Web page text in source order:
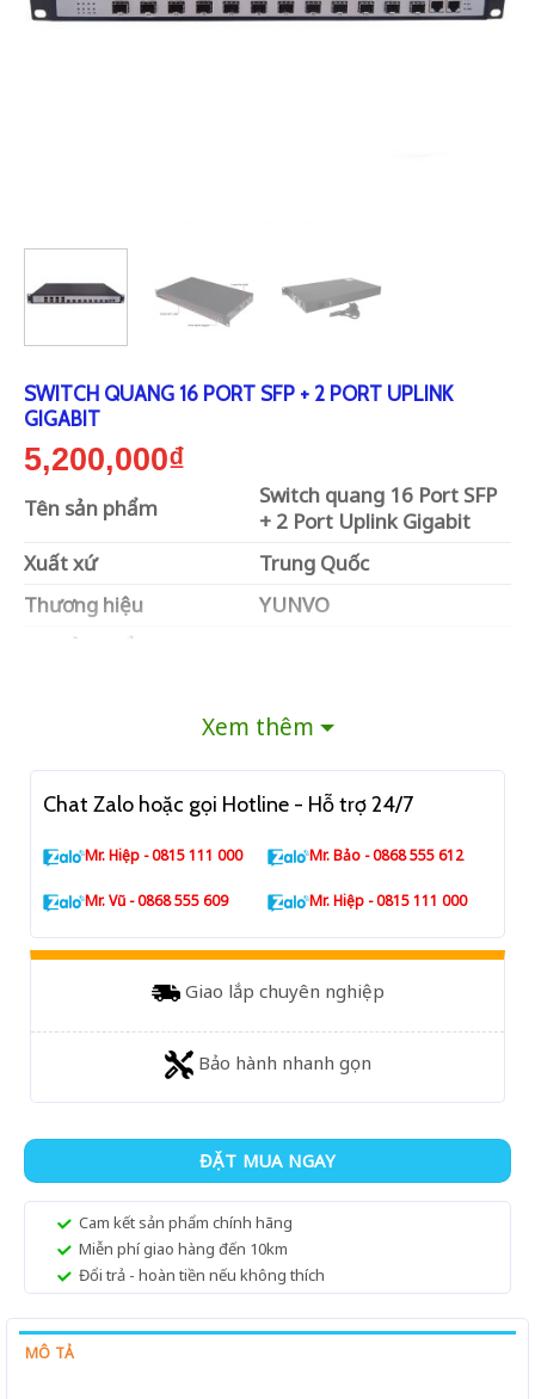
SWITCH QUANG 16 PORT SFP + 2 PORT UPLINK
GIGABIT
5,200,000₫
Tên sản phẩm
Switch quang 16 Port SFP
+ 2 Port Uplink Gigabit
Xuất xứ
Trung Quốc
Thương hiệu
YUNVO
Mã sản phẩm
được quản lý
Cổng sợi SFP
Cổng Ethernet RJ45
2*10/100/1000Mbps
Bảo hành
12 tháng
Xem thêm
Chat Zalo hoặc gọi Hotline - Hỗ trợ 24/7
Mr. Hiệp - 0815 111 000 Mr. Bảo - 0868 555 612
Mr. Vũ - 0868 555 609 Mr. Hiệp - 0815 111 000
Giao lắp chuyên nghiệp
Bảo hành nhanh gọn
ĐẶT MUA NGAY
Cam kết sản phẩm chính hãng
Miễn phí giao hàng đến 10km
Đổi trả - hoàn tiền nếu không thích
MÔ TẢ